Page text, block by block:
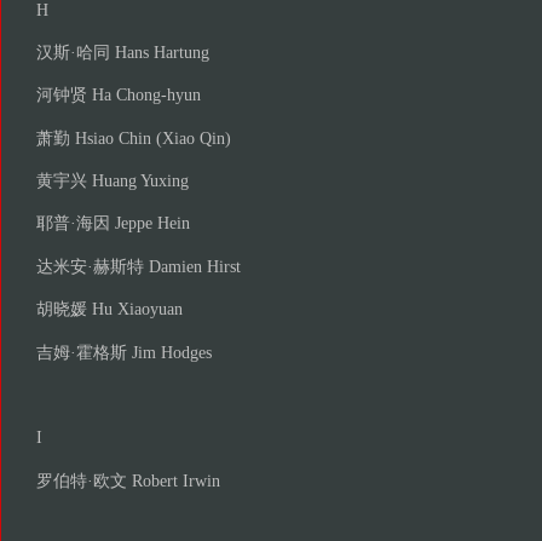
H
汉斯·哈同 Hans Hartung
河钟贤 Ha Chong-hyun
萧勤 Hsiao Chin (Xiao Qin)
黄宇兴 Huang Yuxing
耶普·海因 Jeppe Hein
达米安·赫斯特 Damien Hirst
胡晓媛 Hu Xiaoyuan
吉姆·霍格斯 Jim Hodges
I
罗伯特·欧文 Robert Irwin